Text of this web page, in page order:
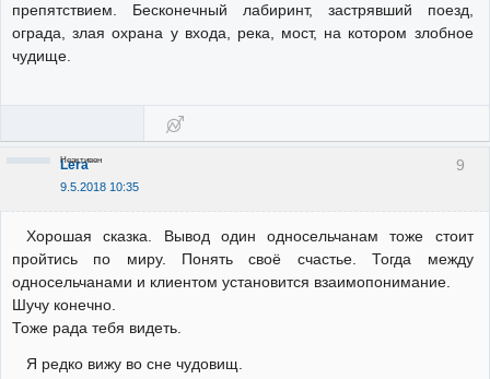
препятствием. Бесконечный лабиринт, застрявший поезд,
ограда, злая охрана у входа, река, мост, на котором злобное
чудище.
9
Lera
9.5.2018 10:35
Неактивен
Хорошая сказка. Вывод один односельчанам тоже стоит
пройтись по миру. Понять своё счастье. Тогда между
односельчанами и клиентом установится взаимопонимание.
Шучу конечно.
Тоже рада тебя видеть.
Я редко вижу во сне чудовищ.